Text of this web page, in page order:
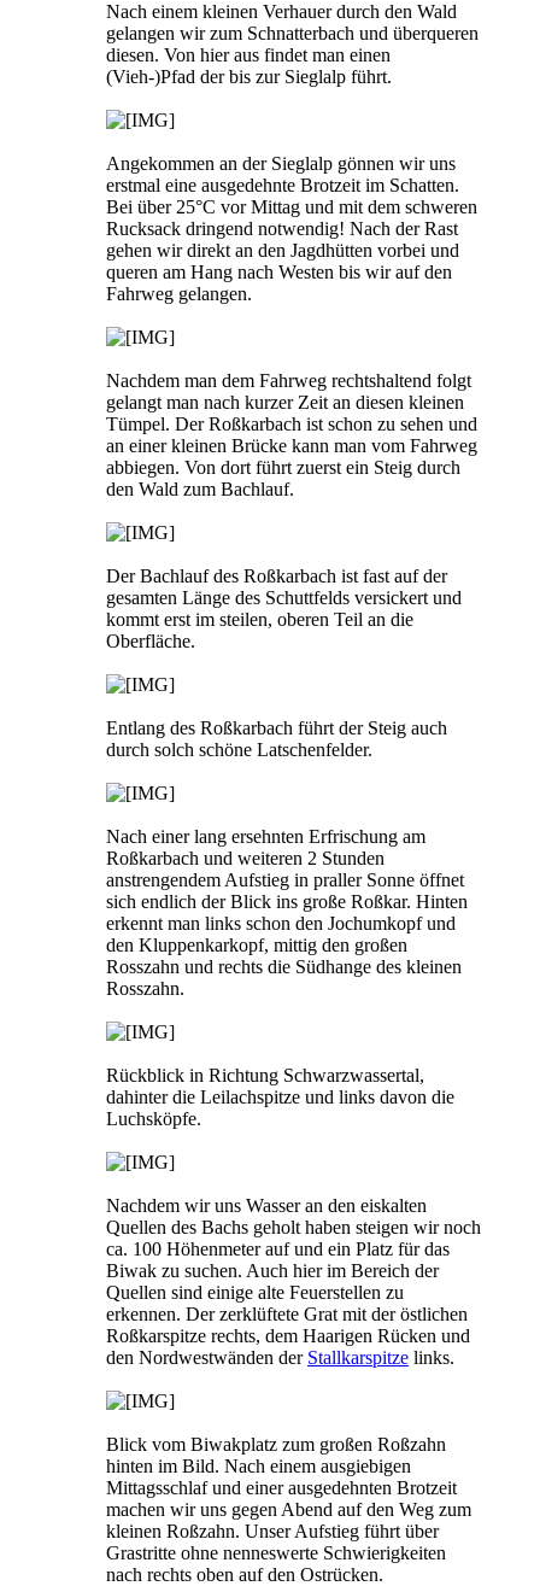
Nach einem kleinen Verhauer durch den Wald
gelangen wir zum Schnatterbach und überqueren
diesen. Von hier aus findet man einen
(Vieh-)Pfad der bis zur Sieglalp führt.
Angekommen an der Sieglalp gönnen wir uns
erstmal eine ausgedehnte Brotzeit im Schatten.
Bei über 25°C vor Mittag und mit dem schweren
Rucksack dringend notwendig! Nach der Rast
gehen wir direkt an den Jagdhütten vorbei und
queren am Hang nach Westen bis wir auf den
Fahrweg gelangen.
Nachdem man dem Fahrweg rechtshaltend folgt
gelangt man nach kurzer Zeit an diesen kleinen
Tümpel. Der Roßkarbach ist schon zu sehen und
an einer kleinen Brücke kann man vom Fahrweg
abbiegen. Von dort führt zuerst ein Steig durch
den Wald zum Bachlauf.
Der Bachlauf des Roßkarbach ist fast auf der
gesamten Länge des Schuttfelds versickert und
kommt erst im steilen, oberen Teil an die
Oberfläche.
Entlang des Roßkarbach führt der Steig auch
durch solch schöne Latschenfelder.
Nach einer lang ersehnten Erfrischung am
Roßkarbach und weiteren 2 Stunden
anstrengendem Aufstieg in praller Sonne öffnet
sich endlich der Blick ins große Roßkar. Hinten
erkennt man links schon den Jochumkopf und
den Kluppenkarkopf, mittig den großen
Rosszahn und rechts die Südhange des kleinen
Rosszahn.
Rückblick in Richtung Schwarzwassertal,
dahinter die Leilachspitze und links davon die
Luchsköpfe.
Nachdem wir uns Wasser an den eiskalten
Quellen des Bachs geholt haben steigen wir noch
ca. 100 Höhenmeter auf und ein Platz für das
Biwak zu suchen. Auch hier im Bereich der
Quellen sind einige alte Feuerstellen zu
erkennen. Der zerklüftete Grat mit der östlichen
Roßkarspitze rechts, dem Haarigen Rücken und
den Nordwestwänden der Stallkarspitze links.
Blick vom Biwakplatz zum großen Roßzahn
hinten im Bild. Nach einem ausgiebigen
Mittagsschlaf und einer ausgedehnten Brotzeit
machen wir uns gegen Abend auf den Weg zum
kleinen Roßzahn. Unser Aufstieg führt über
Grastritte ohne nenneswerte Schwierigkeiten
nach rechts oben auf den Ostrücken.